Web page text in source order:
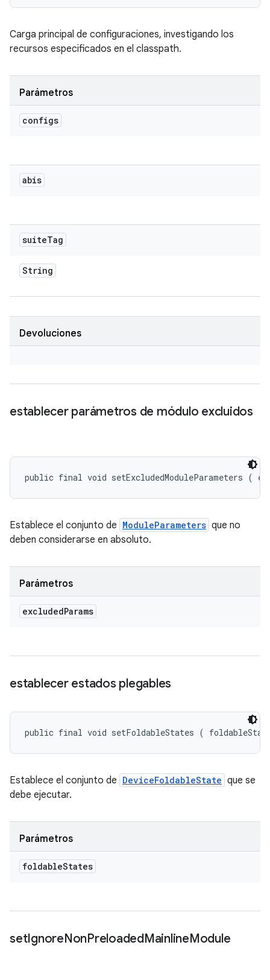
Carga principal de configuraciones, investigando los
recursos especificados en el classpath.
Parámetros
configs
abis
suiteTag
String
Devoluciones
establecer parámetros de módulo excluidos
public final void setExcludedModuleParameters (
Establece el conjunto de ModuleParameters que no
deben considerarse en absoluto.
Parámetros
excludedParams
establecer estados plegables
public final void setFoldableStates (
Establece el conjunto de DeviceFoldableState que se
debe ejecutar.
Parámetros
foldableStates
setIgnoreNonPreloadedMainlineModule